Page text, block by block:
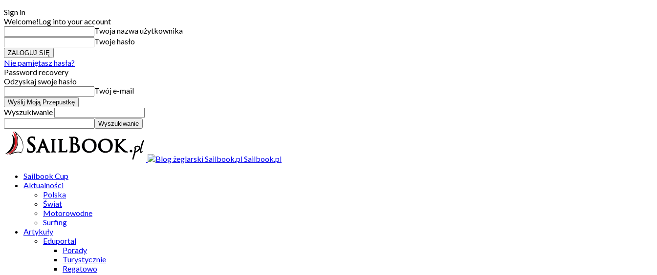
Sign in
Welcome!Log into your account
Twoja nazwa użytkownika
Twoje hasło
Nie pamiętasz hasła?
Password recovery
Odzyskaj swoje hasło
Twój e-mail
Wyszukiwanie
Sailbook.pl
Sailbook Cup
Aktualności
Polska
Świat
Motorowodne
Surfing
Artykuły
Eduportal
Porady
Turystycznie
Regatowo